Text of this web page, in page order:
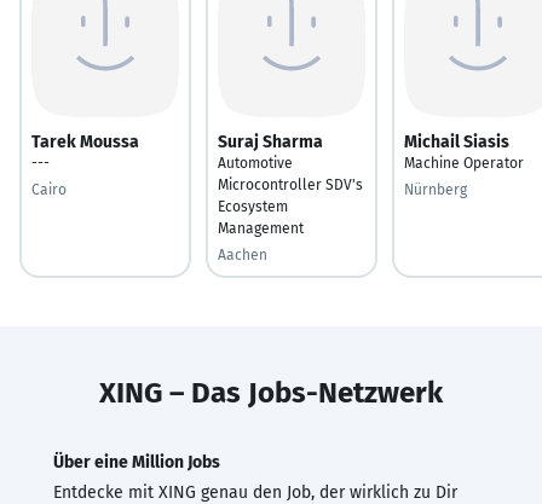
Tarek Moussa
---
Cairo
Suraj Sharma
Automotive
Microcontroller SDV's
Ecosystem
Management
Aachen
Michail Siasis
Machine Operator
Nürnberg
XING – Das Jobs-Netzwerk
Über eine Million Jobs
Entdecke mit XING genau den Job, der wirklich zu Dir